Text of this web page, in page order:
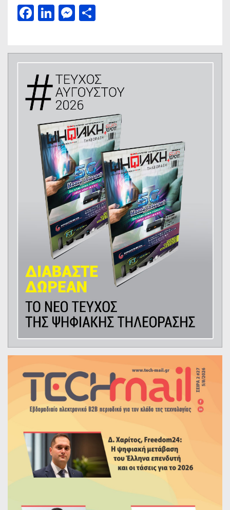
Facebook
LinkedIn
Messenger